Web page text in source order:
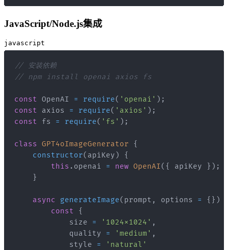
JavaScript/Node.js集成
javascript
// 安装依赖
// npm install openai axios fs
const OpenAI = require( 'openai' ) ;
const axios = require( 'axios' ) ;
const fs = require( 'fs' ) ;
class GPT4oImageGenerator
{
constructor( apiKey )
{
this . openai = new OpenAI( { apiKey } ) ;
}
async generateImage( prompt , options = { } )
const
{
            size
= '1024x1024' ,
            quality
= 'medium' ,
            style
=
'natural'